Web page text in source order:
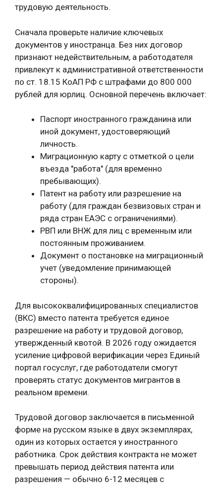
трудовую деятельность.
Сначала проверьте наличие ключевых
документов у иностранца. Без них договор
признают недействительным, а работодателя
привлекут к административной ответственности
по ст. 18.15 КоАП РФ с штрафами до 800 000
рублей для юрлиц. Основной перечень включает:
Паспорт иностранного гражданина или
иной документ, удостоверяющий
личность.
Миграционную карту с отметкой о цели
въезда "работа" (для временно
пребывающих).
Патент на работу или разрешение на
работу (для граждан безвизовых стран и
ряда стран ЕАЭС с ограничениями).
РВП или ВНЖ для лиц с временным или
постоянным проживанием.
Документ о постановке на миграционный
учет (уведомление принимающей
стороны).
Для высококвалифицированных специалистов
(ВКС) вместо патента требуется единое
разрешение на работу и трудовой договор,
утвержденный квотой. В 2026 году ожидается
усиление цифровой верификации через Единый
портал госуслуг, где работодатели смогут
проверять статус документов мигрантов в
реальном времени.
Трудовой договор заключается в письменной
форме на русском языке в двух экземплярах,
один из которых остается у иностранного
работника. Срок действия контракта не может
превышать период действия патента или
разрешения — обычно 6-12 месяцев с